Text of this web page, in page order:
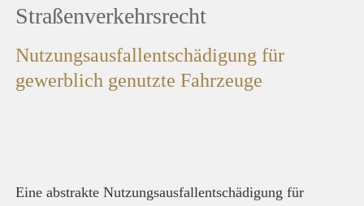
Straßenverkehrsrecht
Nutzungsausfallentschädigung für
gewerblich genutzte Fahrzeuge
Eine abstrakte Nutzungsausfallentschädigung für